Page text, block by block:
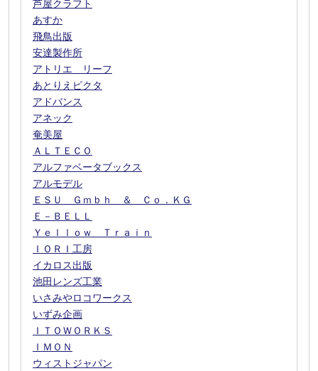
芦屋クラフト
あすか
飛鳥出版
安達製作所
アトリエ リーフ
あとりえピクタ
アドバンス
アネック
奄美屋
ＡＬＴＥＣＯ
アルファベータブックス
アルモデル
ＥＳＵ Ｇｍｂｈ ＆ Ｃｏ．ＫＧ
Ｅ－ＢＥＬＬ
Ｙｅｌｌｏｗ Ｔｒａｉｎ
ＩＯＲＩ工房
イカロス出版
池田レンズ工業
いさみやロコワークス
いずみ企画
ＩＴＯＷＯＲＫＳ
ＩＭＯＮ
ウィストジャパン